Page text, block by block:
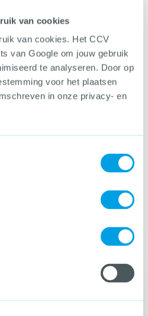
van cookies
van cookies. Het CCV
van Google om jouw gebruik
te analyseren. Door op
voor het plaatsen
in onze privacy- en
nieuwe tools, webdossiers en
de CCV-